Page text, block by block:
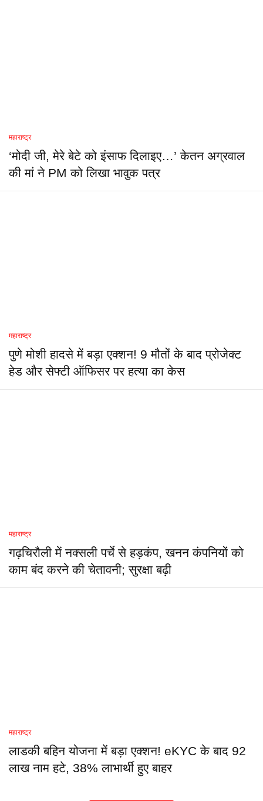
महाराष्ट्र
‘मोदी जी, मेरे बेटे को इंसाफ दिलाइए…’ केतन अग्रवाल
की मां ने PM को लिखा भावुक पत्र
महाराष्ट्र
पुणे मोशी हादसे में बड़ा एक्शन! 9 मौतों के बाद प्रोजेक्ट
हेड और सेफ्टी ऑफिसर पर हत्या का केस
महाराष्ट्र
गढ़चिरौली में नक्सली पर्चे से हड़कंप, खनन कंपनियों को
काम बंद करने की चेतावनी; सुरक्षा बढ़ी
महाराष्ट्र
लाडकी बहिन योजना में बड़ा एक्शन! eKYC के बाद 92
लाख नाम हटे, 38% लाभार्थी हुए बाहर